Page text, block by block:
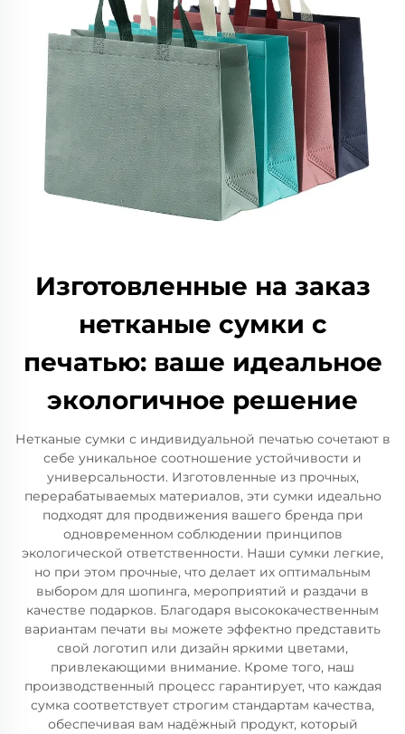
Изготовленные на заказ
нетканые сумки с
печатью: ваше идеальное
экологичное решение
Нетканые сумки с индивидуальной печатью сочетают в
себе уникальное соотношение устойчивости и
универсальности. Изготовленные из прочных,
перерабатываемых материалов, эти сумки идеально
подходят для продвижения вашего бренда при
одновременном соблюдении принципов
экологической ответственности. Наши сумки легкие,
но при этом прочные, что делает их оптимальным
выбором для шопинга, мероприятий и раздачи в
качестве подарков. Благодаря высококачественным
вариантам печати вы можете эффектно представить
свой логотип или дизайн яркими цветами,
привлекающими внимание. Кроме того, наш
производственный процесс гарантирует, что каждая
сумка соответствует строгим стандартам качества,
обеспечивая вам надёжный продукт, который